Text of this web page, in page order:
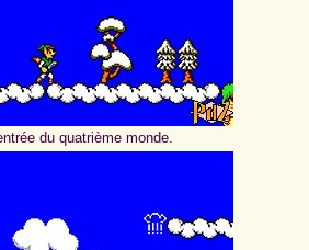
du quatrième monde.